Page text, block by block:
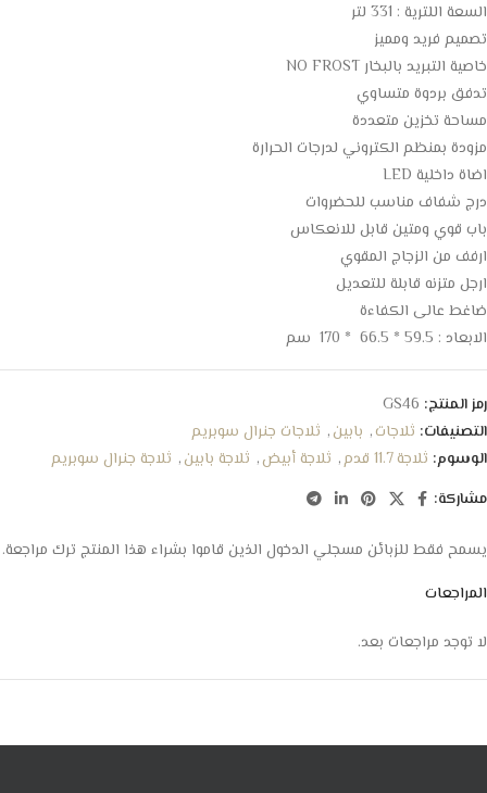
السعة اللترية : 331 لتر
تصميم فريد ومميز
خاصية التبريد بالبخار NO FROST
تدفق بردوة متساوي
مساحة تخزين متعددة
مزودة بمنظم الكتروني لدرجات الحرارة
اضاة داخلية LED
درج شفاف مناسب للحضروات
باب قوي ومتين قابل للانعكاس
ارفف من الزجاج المقوي
ارجل متزنه قابلة للتعديل
ضاغط عالى الكفاءة
الابعاد : 59.5 * 66.5 * 170 سم
رمز المنتج: GS46
التصنيفات: ثلاجات, بابين, ثلاجات جنرال سوبريم
الوسوم: ثلاجة 11.7 قدم , ثلاجة أبيض, ثلاجة بابين, ثلاجة جنرال سوبريم
مشاركة:
المراجعات
لا توجد مراجعات بعد.
يسمح فقط للزبائن مسجلي الدخول الذين قاموا بشراء هذا المنتج ترك مراجعة.